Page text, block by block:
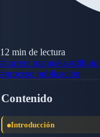
12 min de lectura
#carrera mangaka #dibujo
#proceso publicación
Contenido
Introducción